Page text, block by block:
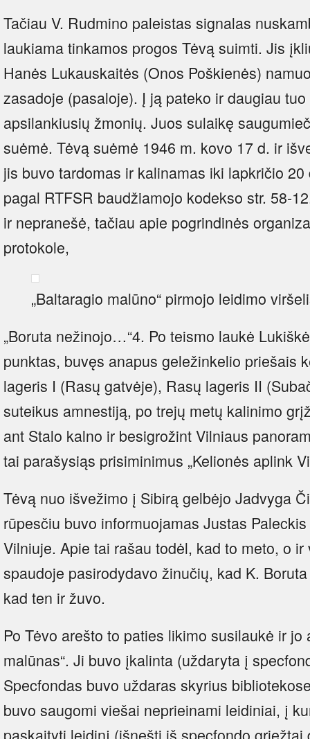
Tačiau V. Rudmino paleistas signalas
laukiama tinkamos progos Tėvą suimti. Jis
Hanės Lukauskaitės (Onos Poškienės)
zasadoje (pasaloje). Į ją pateko ir daugiau
apsilankiusių žmonių. Juos sulaikę
suėmė. Tėvą suėmė 1946 m. kovo 17 d. ir
jis buvo tardomas ir kalinamas iki lapkričio
pagal RTFSR baudžiamojo kodekso str. 58-
ir nepranešė, tačiau apie pogrindinės
protokole,
„Baltaragio malūno“ pirmojo leidimo
„Boruta nežinojo…“4. Po teismo laukė
punktas, buvęs anapus geležinkelio priešais
lageris I (Rasų gatvėje), Rasų lageris II
suteikus amnestiją, po trejų metų kalinimo
ant Stalo kalno ir besigrožint Vilniaus
tai parašysiąs prisiminimus „Kelionės aplink
Tėvą nuo išvežimo į Sibirą gelbėjo Jadvyga
rūpesčiu buvo informuojamas Justas
Vilniuje. Apie tai rašau todėl, kad to meto, o
spaudoje pasirodydavo žinučių, kad K.
kad ten ir žuvo.
Po Tėvo arešto to paties likimo susilaukė ir jo
malūnas“. Ji buvo įkalinta (uždaryta į
Specfondas buvo uždaras skyrius
buvo saugomi viešai neprieinami leidiniai, į
paskaityti leidinį (išnešti iš specfondo